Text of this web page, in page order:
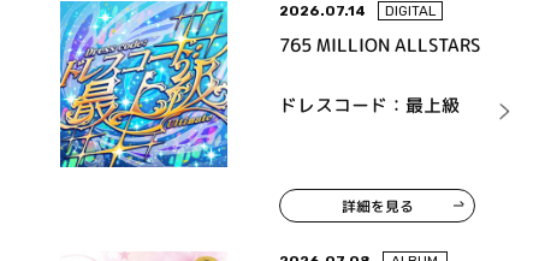
2026.07.14 DIGITAL
765 MILLION ALLSTARS
ドレスコード：最上級
詳細を見る